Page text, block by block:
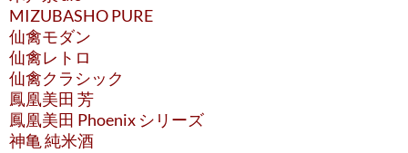
MIZUBASHO PURE
仙禽モダン
仙禽レトロ
仙禽クラシック
鳳凰美田 芳
鳳凰美田 Phoenix シリーズ
神亀 純米酒